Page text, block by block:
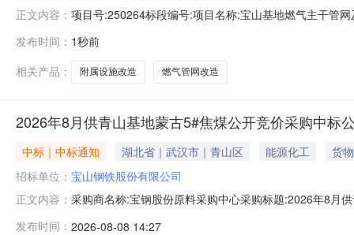
正文内容： 项目号:250264标段编号:项目名称:宝山基地燃气主干管
发布时间： 1秒前
相关产品：
附属设施改造 燃气管网改造
2026年8月供青山基地蒙古5#焦煤公开竞价采购中标
中标｜中标通知 湖北省｜武汉市｜青山区 能源化工
货物
招标单位： 宝山钢铁股份有限公司
正文内容： 采购商名称:宝钢股份原料采购中心采购标题:2026年8月
发布时间： 2026-08-08 14:27